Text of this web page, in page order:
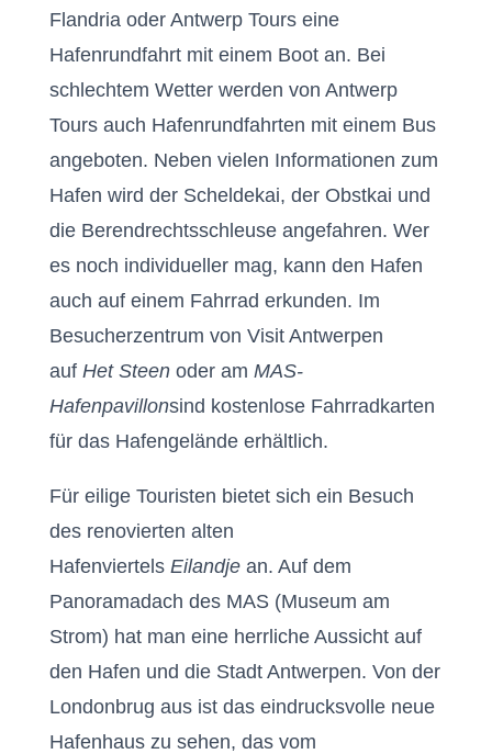
Flandria oder Antwerp Tours eine
Hafenrundfahrt mit einem Boot an. Bei
schlechtem Wetter werden von Antwerp
Tours auch Hafenrundfahrten mit einem Bus
angeboten. Neben vielen Informationen zum
Hafen wird der Scheldekai, der Obstkai und
die Berendrechtsschleuse angefahren. Wer
es noch individueller mag, kann den Hafen
auch auf einem Fahrrad erkunden. Im
Besucherzentrum von Visit Antwerpen
auf Het Steenoder am MAS-
Hafenpavillonsind kostenlose Fahrradkarten
für das Hafengelände erhältlich.
Für eilige Touristen bietet sich ein Besuch
des renovierten alten
Hafenviertels Eilandjean. Auf dem
Panoramadach des MAS (Museum am
Strom) hat man eine herrliche Aussicht auf
den Hafen und die Stadt Antwerpen. Von der
Londonbrug aus ist das eindrucksvolle neue
Hafenhaus zu sehen, das vom